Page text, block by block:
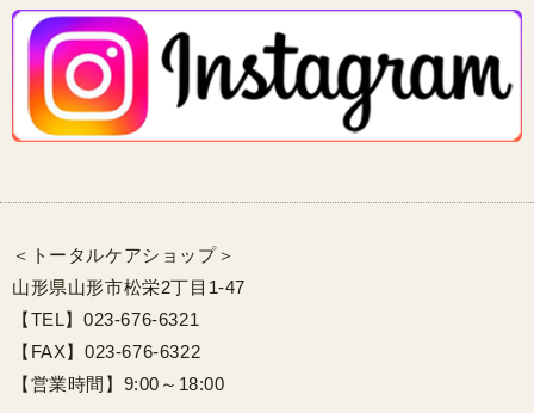
＜トータルケアショップ＞
山形県山形市松栄2丁目1-47
【TEL】023-676-6321
【FAX】023-676-6322
【営業時間】9:00～18:00